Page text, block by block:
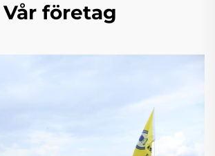
Vår företag